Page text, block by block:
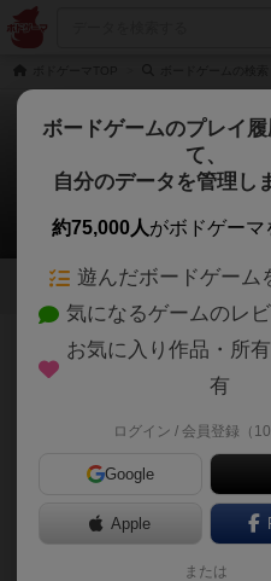
猫サ
次のおすす
『猫サッカー』が好きな方へ
このゲームのトップページで投票さ
が近いボードゲームをランキング形式
ボードゲームのプレイ
て、
自分のデータを管理し
約75,000人がボドゲーマ
遊んだボードゲーム
気になるゲームのレ
お気に入り作品・所
有
ログイン / 会員登録（10
Google
Apple
または